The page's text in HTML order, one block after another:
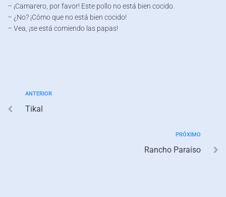
– ¡Camarero, por favor! Este pollo no está bien cocido.
– ¿No? ¡Cómo que no está bien cocido!
– Vea, ¡se está comiendo las papas!
ANTERIOR
Tikal
PRÓXIMO
Rancho Paraíso